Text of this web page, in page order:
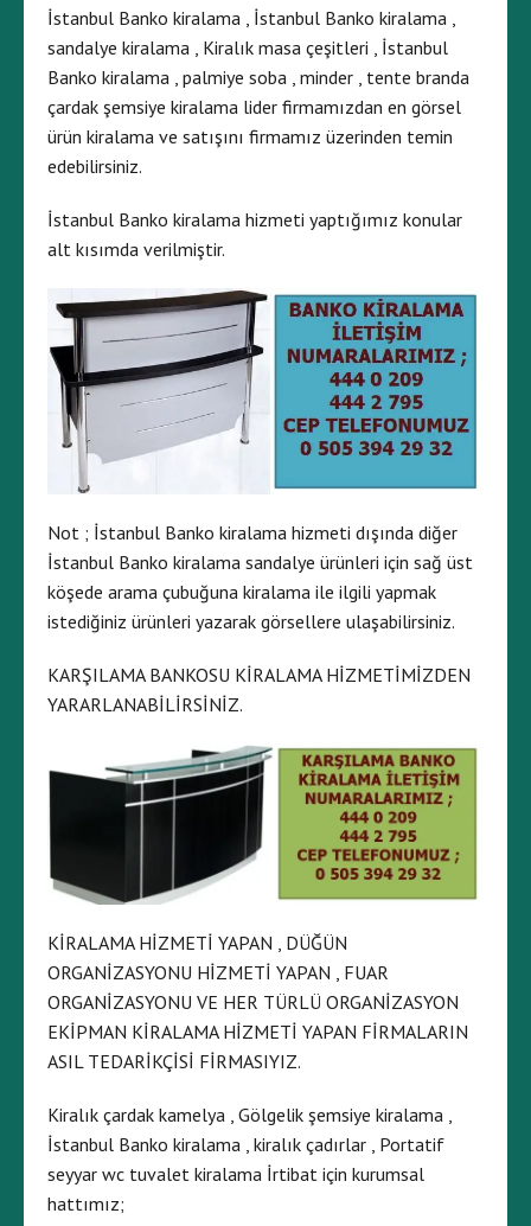
İstanbul Banko kiralama , İstanbul Banko kiralama ,
sandalye kiralama , Kiralık masa çeşitleri , İstanbul
Banko kiralama , palmiye soba , minder , tente branda
çardak şemsiye kiralama lider firmamızdan en görsel
ürün kiralama ve satışını firmamız üzerinden temin
edebilirsiniz.
İstanbul Banko kiralama hizmeti yaptığımız konular
alt kısımda verilmiştir.
Not ; İstanbul Banko kiralama hizmeti dışında diğer
İstanbul Banko kiralama sandalye ürünleri için sağ üst
köşede arama çubuğuna kiralama ile ilgili yapmak
istediğiniz ürünleri yazarak görsellere ulaşabilirsiniz.
KARŞILAMA BANKOSU KİRALAMA HİZMETİMİZDEN
YARARLANABİLİRSİNİZ.
KİRALAMA HİZMETİ YAPAN , DÜĞÜN
ORGANİZASYONU HİZMETİ YAPAN , FUAR
ORGANİZASYONU VE HER TÜRLÜ ORGANİZASYON
EKİPMAN KİRALAMA HİZMETİ YAPAN FİRMALARIN
ASIL TEDARİKÇİSİ FİRMASIYIZ.
Kiralık çardak kamelya , Gölgelik şemsiye kiralama ,
İstanbul Banko kiralama , kiralık çadırlar , Portatif
seyyar wc tuvalet kiralama İrtibat için kurumsal
hattımız;